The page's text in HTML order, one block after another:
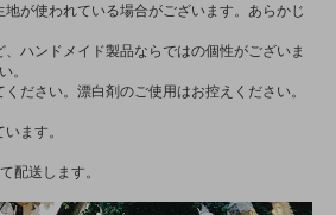
が使われている場合がございます。あらかじ
ハンドメイド製品ならではの個性がございま
。
ださい。漂白剤のご使用はお控えください。
ます。
配送します。